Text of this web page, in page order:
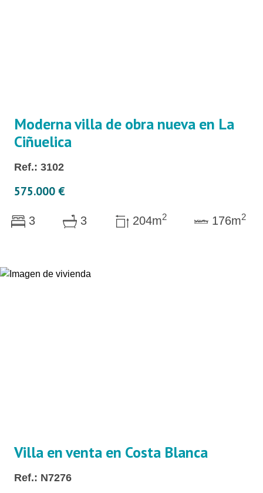
Moderna villa de obra nueva en La
Ciñuelica
Ref.: 3102
575.000 €
3 3 204m2 176m2
Villa en venta en Costa Blanca
Ref.: N7276